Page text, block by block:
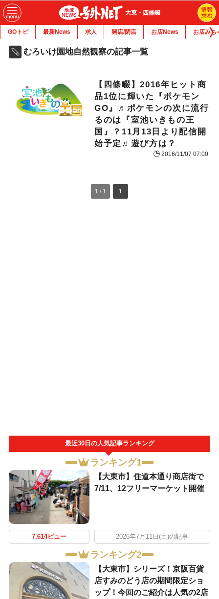
大東・四條畷
GOトピ 最新News 求人 開店/閉店 お店News お店みち
むろいけ園地自然観察の記事一覧
【四條畷】2016年ヒット商
品1位に輝いた『ポケモン
GO』♬ポケモンの次に流行
るのは『室池いきもの王
国』？11月13日より配信開
始予定♬遊び方は？
2016/11/07 07:00
1 / 1 1
最近30日の人気記事ランキング
ランキング1
【大東市】住道本通り商店街で
7/11、12フリーマーケット開催
7,614ビュー 2026年7月11日(土)の記事
ランキング2
【大東市】シリーズ！京阪百貨
店すみのどう店の期間限定ショ
ップ！今回のご紹介は人気の2店